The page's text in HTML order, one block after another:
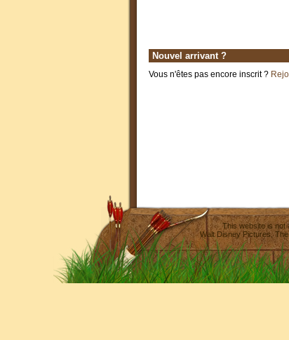
Nouvel arrivant ?
Vous n'êtes pas encore inscrit ?
This website is not
Walt Disney Pictures,